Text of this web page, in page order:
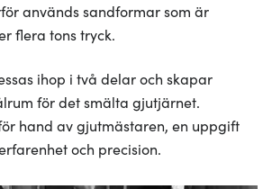
används sandformar som är
flera tons tryck.
ihop i två delar och skapar
för det smälta gjutjärnet.
hand av gjutmästaren, en uppgift
och precision.